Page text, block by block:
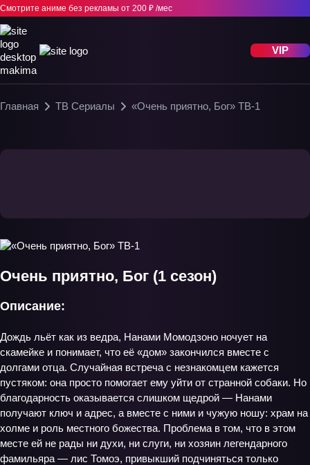
Смотрите аниме без рекламы от 200 ₽ /мес
VIP
Главная ТВ Сериалы «Очень приятно, Бог» ТВ-1
Очень приятно, Бог (1 сезон)
Описание:
Дождь льёт как из ведра, Нанами Момодзоно ночует на
скамейке и понимает, что её «дом» закончился вместе с
долгами отца. Случайная встреча с незнакомцем кажется
пустяком: она просто помогает ему уйти от странной собаки. Но
благодарность оказывается слишком щедрой — Нанами
получают ключ и адрес, а вместе с ними и чужую ношу: храм на
холме и роль местного божества. Проблема в том, что в этом
месте ей не рады ни духи, ни слуги, ни хозяин легендарного
фамильяра — лис Томоэ, привыкший подчиняться только